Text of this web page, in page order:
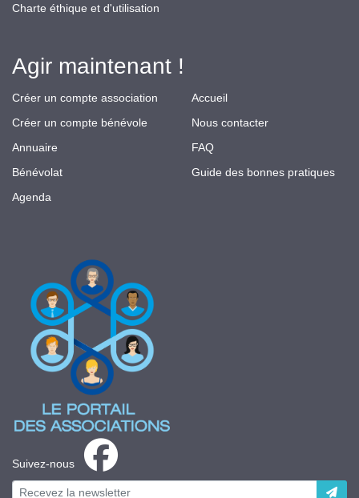
Suivez-nous
Charte éthique et d'utilisation
Agir maintenant !
Créer un compte association
Créer un compte bénévole
Annuaire
Bénévolat
Agenda
Accueil
Nous contacter
FAQ
Guide des bonnes pratiques